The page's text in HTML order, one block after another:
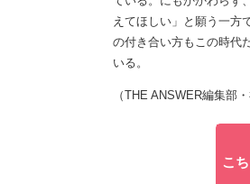
えてほしい」と願う一方
の付き合い方もこの時代
いる。
（THE ANSWER編集部
こ